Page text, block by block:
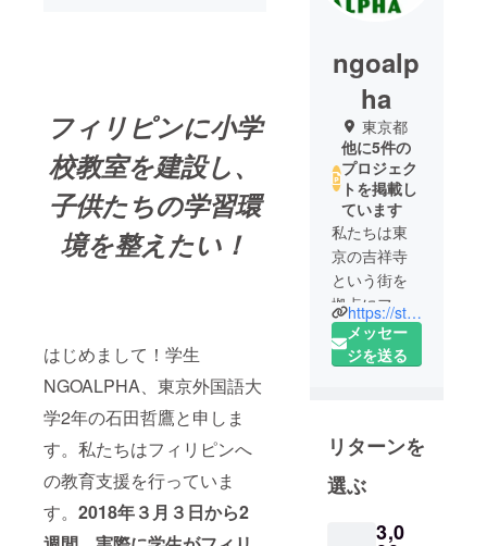
フィリピンに小学
校教室を建設し、
子供たちの学習環
境を整えたい！
はじめまして！学生
NGOALPHA、東京外国語大
学2年の石田哲鷹と申しま
す。私たちはフィリピンへ
の教育支援を行っていま
す。 2018年３月３日から2
ngoalp
ha
東京都
他に5件の
プロジェク
トを掲載し
ています
私たちは東
京の吉祥寺
という街を
拠点にフィ
リピンへの
教育支援を
ALPHAで
す。学生
NGO ALPHA
https://student-ngo-alpha.jimdo.com/
メッセー
ジを送る
リターンを
選ぶ
3,0